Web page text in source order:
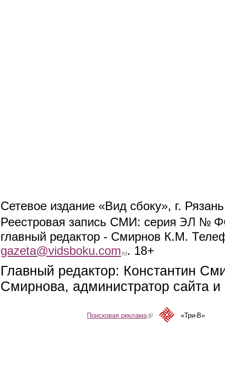
Сетевое издание «Вид сбоку», г.
Реестровая запись СМИ: серия ЭЛ №
главный редактор - Смирнов К.М.
gazeta@vidsboku.com (link sends e-mail)
. 18+
Главный редактор: Константин
Смирнова, администратор сайта
Поисковая реклама(link is external)«Три-В»